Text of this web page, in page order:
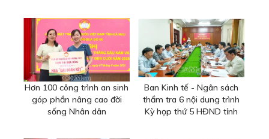
Hơn 100 công trình an sinh
góp phần nâng cao đời
sống Nhân dân
Ban Kinh tế - Ngân sách
thẩm tra 6 nội dung trình
Kỳ họp thứ 5 HĐND tỉnh